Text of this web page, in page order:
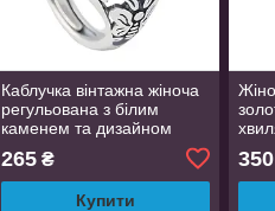
Каблучка вінтажна жіноча
регульована з білим
каменем та дизайном
AurumLux201
265₴
Купити
350